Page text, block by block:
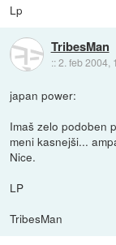
Lp
TribesMan
::2. feb 2004,
japan power:
Imaš zelo podoben
meni kasnejši...
Nice.
LP
TribesMan